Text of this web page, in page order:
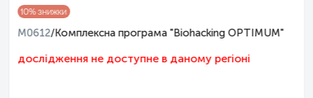
10% знижки
M0612/Комплексна програма "Biohacking OPTIMUM"
дослідження не доступне в даному регіоні